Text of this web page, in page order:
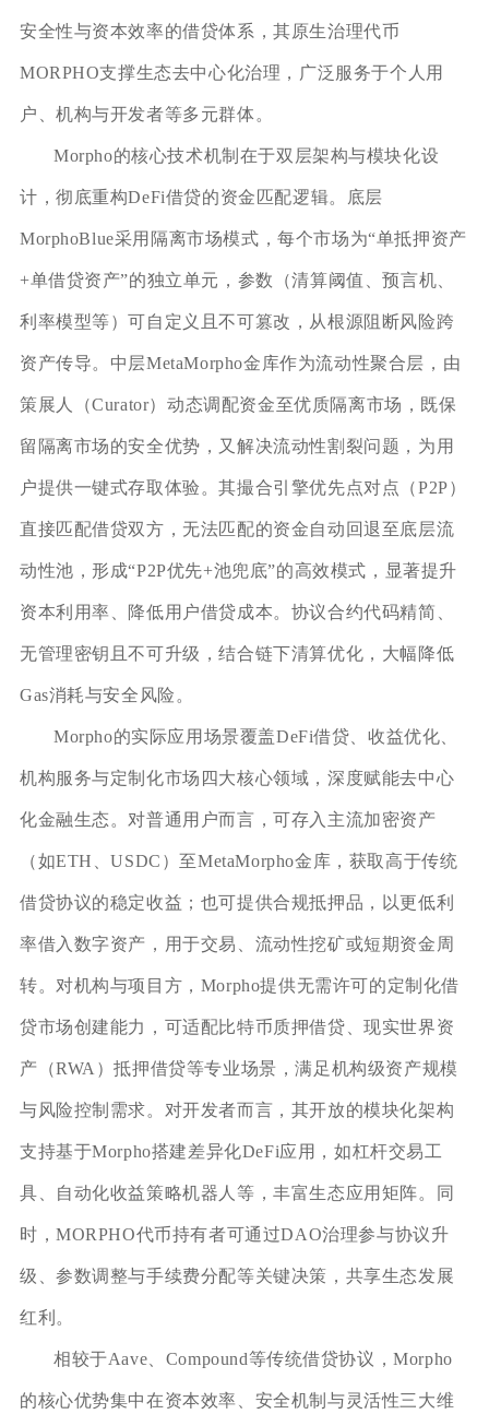
安全性与资本效率的借贷体系，其原生治理代币
MORPHO支撑生态去中心化治理，广泛服务于个人用
户、机构与开发者等多元群体。
Morpho的核心技术机制在于双层架构与模块化设
计，彻底重构DeFi借贷的资金匹配逻辑。底层
MorphoBlue采用隔离市场模式，每个市场为“单抵押资产
+单借贷资产”的独立单元，参数（清算阈值、预言机、
利率模型等）可自定义且不可篡改，从根源阻断风险跨
资产传导。中层MetaMorpho金库作为流动性聚合层，由
策展人（Curator）动态调配资金至优质隔离市场，既保
留隔离市场的安全优势，又解决流动性割裂问题，为用
户提供一键式存取体验。其撮合引擎优先点对点（P2P）
直接匹配借贷双方，无法匹配的资金自动回退至底层流
动性池，形成“P2P优先+池兜底”的高效模式，显著提升
资本利用率、降低用户借贷成本。协议合约代码精简、
无管理密钥且不可升级，结合链下清算优化，大幅降低
Gas消耗与安全风险。
Morpho的实际应用场景覆盖DeFi借贷、收益优化、
机构服务与定制化市场四大核心领域，深度赋能去中心
化金融生态。对普通用户而言，可存入主流加密资产
（如ETH、USDC）至MetaMorpho金库，获取高于传统
借贷协议的稳定收益；也可提供合规抵押品，以更低利
率借入数字资产，用于交易、流动性挖矿或短期资金周
转。对机构与项目方，Morpho提供无需许可的定制化借
贷市场创建能力，可适配比特币质押借贷、现实世界资
产（RWA）抵押借贷等专业场景，满足机构级资产规模
与风险控制需求。对开发者而言，其开放的模块化架构
支持基于Morpho搭建差异化DeFi应用，如杠杆交易工
具、自动化收益策略机器人等，丰富生态应用矩阵。同
时，MORPHO代币持有者可通过DAO治理参与协议升
级、参数调整与手续费分配等关键决策，共享生态发展
红利。
相较于Aave、Compound等传统借贷协议，Morpho
的核心优势集中在资本效率、安全机制与灵活性三大维